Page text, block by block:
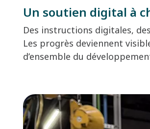
Un soutien digital à
Des instructions digitales,
Les progrès deviennent
d’ensemble du